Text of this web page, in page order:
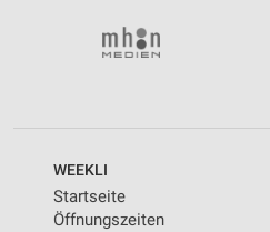
WEEKLI
Startseite
Öffnungszeiten